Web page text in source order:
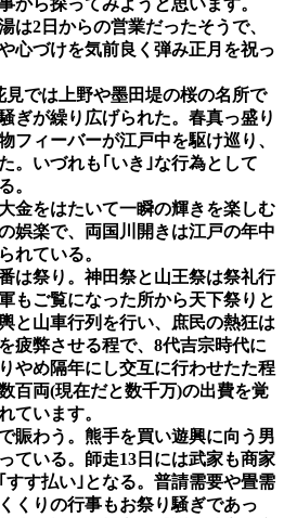
から探ってみようと思います。
は2日からの営業だったそうで、
心づけを気前良く弾み正月を祝っ
見では上野や墨田堤の桜の名所で
ぎが繰り広げられた。春真っ盛り
フィーバーが江戸中を駆け巡り、
。いづれも｢いき｣な行為として
。
金をはたいて一瞬の輝きを楽しむ
娯楽で、両国川開きは江戸の年中
れている。
は祭り。神田祭と山王祭は祭礼行
もご覧になった所から天下祭りと
と山車行列を行い、庶民の熱狂は
疲弊させる程で、8代吉宗時代に
やめ隔年にし交互に行わせたた程
百両(現在だと数千万)の出費を覚
ています。
賑わう。熊手を買い遊興に向う男
ている。師走13日には武家も商家
すす払い｣となる。普請需要や畳需
くりの行事もお祭り騒ぎであっ